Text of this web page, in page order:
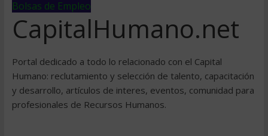
Bolsas de Empleo
CapitalHumano.net
Portal dedicado a todo lo relacionado con el Capital
Humano: reclutamiento y selección de talento, capacitación
y desarrollo, artículos de interes, eventos, comunidad para
profesionales de Recursos Humanos.